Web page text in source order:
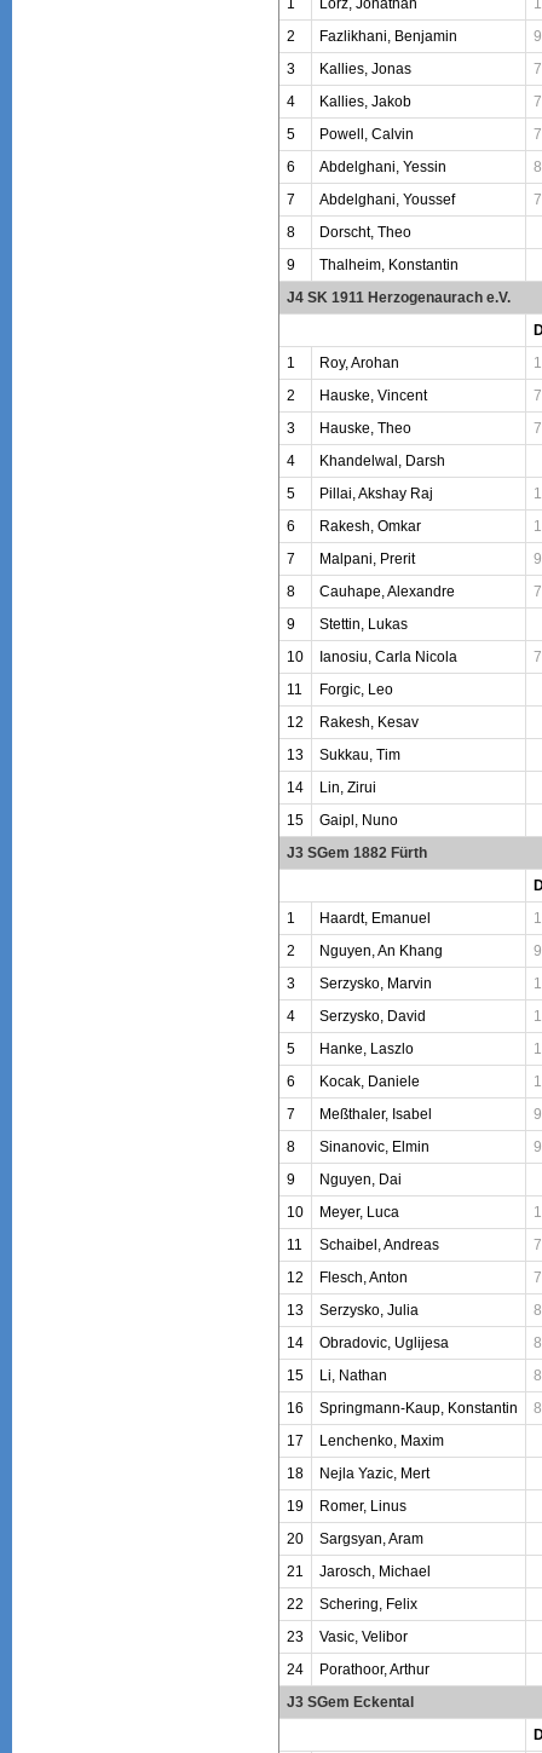
2
Fazlikhani, Benjamin
3
Kallies, Jonas
4
Kallies, Jakob
5
Powell, Calvin
6
Abdelghani, Yessin
7
Abdelghani, Youssef
8
Dorscht, Theo
9
Thalheim, Konstantin
J4 SK 1911 Herzogenaurach e.V.
1
Roy, Arohan
2
Hauske, Vincent
3
Hauske, Theo
4
Khandelwal, Darsh
5
Pillai, Akshay Raj
6
Rakesh, Omkar
7
Malpani, Prerit
8
Cauhape, Alexandre
9
Stettin, Lukas
10
Ianosiu, Carla Nicola
11
Forgic, Leo
12
Rakesh, Kesav
13
Sukkau, Tim
14
Lin, Zirui
15
Gaipl, Nuno
J3 SGem 1882 Fürth
1
Haardt, Emanuel
2
Nguyen, An Khang
3
Serzysko, Marvin
4
Serzysko, David
5
Hanke, Laszlo
6
Kocak, Daniele
7
Meßthaler, Isabel
8
Sinanovic, Elmin
9
Nguyen, Dai
10
Meyer, Luca
11
Schaibel, Andreas
12
Flesch, Anton
13
Serzysko, Julia
14
Obradovic, Uglijesa
15
Li, Nathan
16
Springmann-Kaup, Konstantin
17
Lenchenko, Maxim
18
Nejla Yazic, Mert
19
Romer, Linus
20
Sargsyan, Aram
21
Jarosch, Michael
22
Schering, Felix
23
Vasic, Velibor
24
Porathoor, Arthur
J3 SGem Eckental